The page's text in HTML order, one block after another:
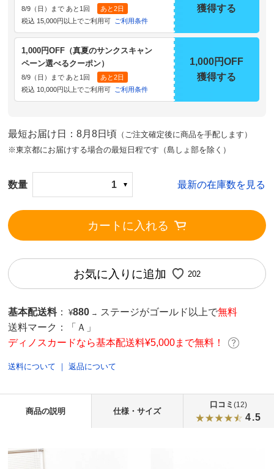
8/9（日）まで あと1回
あと2日
税込 15,000円以上でご利用可
ご利用条件
獲得する
1,000円OFF（真夏のサンクスキャン
ペーン選べるクーポン）
8/9（日）まで あと1回
あと2日
税込 10,000円以上でご利用可
ご利用条件
1,000円OFF
獲得する
最短お届け日：8月8日頃 （ご注文確定後に商品を手配します）
※東京都にお届けする場合の最短日程です（島しょ部を除く）
数量 1 最新の在庫数を見る
カートに入れる
お気に入りに追加 202
基本配送料 ： ¥880 → ステージがゴールド以上で無料
送料マーク：
「Ａ」
ディノスカードなら基本配送料¥5,000まで無料！
送料について ｜返品について
商品の説明 仕様・サイズ
口コミ(12)
4.5